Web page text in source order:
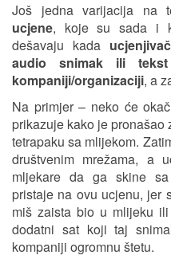
Još jedna varijacija na
ucjene, koje su sada i
dešavaju kada
audio snimak ili
kompaniji/organizaciji, a
Na primjer – neko će
prikazuje kako je
tetrapaku sa mlijekom.
društvenim mrežama, a
mljekare da ga skine sa
pristaje na ovu ucjenu, jer
miš zaista bio u mlijeku
dodatni sat koji taj
kompaniji ogromnu štetu.